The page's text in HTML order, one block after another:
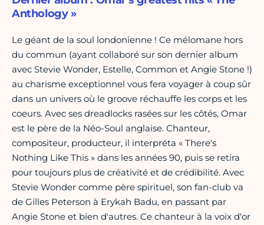
Anthology »
Le géant de la soul londonienne ! Ce mélomane hors
du commun (ayant collaboré sur son dernier album
avec Stevie Wonder, Estelle, Common et Angie Stone !)
au charisme exceptionnel vous fera voyager à coup sûr
dans un univers où le groove réchauffe les corps et les
coeurs. Avec ses dreadlocks rasées sur les côtés, Omar
est le père de la Néo-Soul anglaise. Chanteur,
compositeur, producteur, il interpréta « There's
Nothing Like This » dans les années 90, puis se retira
pour toujours plus de créativité et de crédibilité. Avec
Stevie Wonder comme père spirituel, son fan-club va
de Gilles Peterson à Erykah Badu, en passant par
Angie Stone et bien d'autres. Ce chanteur à la voix d'or